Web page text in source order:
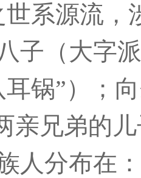
世系源流，
子（大字
耳锅”）；
亲兄弟的
人分布在